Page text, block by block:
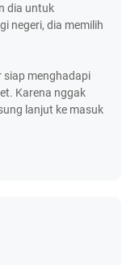
dia untuk
negeri, dia memilih
siap menghadapi
Karena nggak
lanjut ke masuk